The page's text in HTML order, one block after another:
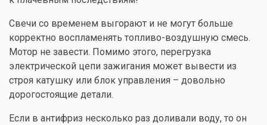
Свечи со временем выгорают и не могут больше
корректно воспламенять топливо-воздушную смесь.
Мотор не завести. Помимо этого, перегрузка
электрической цепи зажигания может вывести из
строя катушку или блок управления – довольно
дорогостоящие детали.
Если в антифриз несколько раз доливали воду, то он